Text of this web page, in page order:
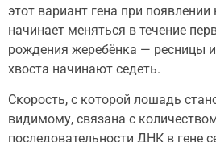
этот вариант гена при
начинает меняться в течение
рождения жеребёнка — ресницы
хвоста начинают седеть.
Скорость, с которой лошадь
видимому, связана с
последовательности ДНК в гене